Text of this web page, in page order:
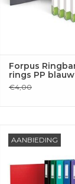
Forpus
rings PP blauw
€4,00
AANBIEDING
45mm,